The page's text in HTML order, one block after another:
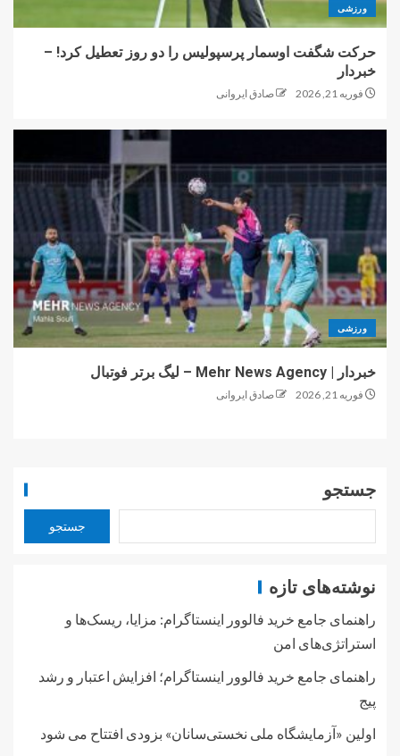
ورزشی
حرکت شگفت اوسمار پرسپولیس را دو روز تعطیل کرد! –
خبردار
فوریه 21, 2026 صادق ایروانی
ورزشی
خبردار | Mehr News Agency – لیگ برتر فوتبال
فوریه 21, 2026 صادق ایروانی
جستجو
جستجو
نوشته‌های تازه
راهنمای جامع خرید فالوور اینستاگرام: مزایا، ریسک‌ها و
استراتژی‌های امن
راهنمای جامع خرید فالوور اینستاگرام؛ افزایش اعتبار و رشد
پیج
اولین «آزمایشگاه ملی نخستی‌سانان» بزودی افتتاح می شود